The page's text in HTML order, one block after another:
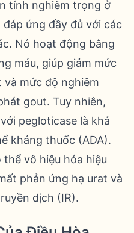
tính nghiêm trọng ở
ứng đầy đủ với các
Nó hoạt động bằng
máu, giúp giảm mức
và mức độ nghiêm
gout. Tuy nhiên,
pegloticase là khả
kháng thuốc (ADA).
vô hiệu hóa hiệu
phản ứng hạ urat và
dịch (IR).